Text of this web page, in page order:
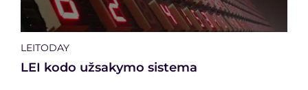
LEITODAY
LEI kodo užsakymo sistema